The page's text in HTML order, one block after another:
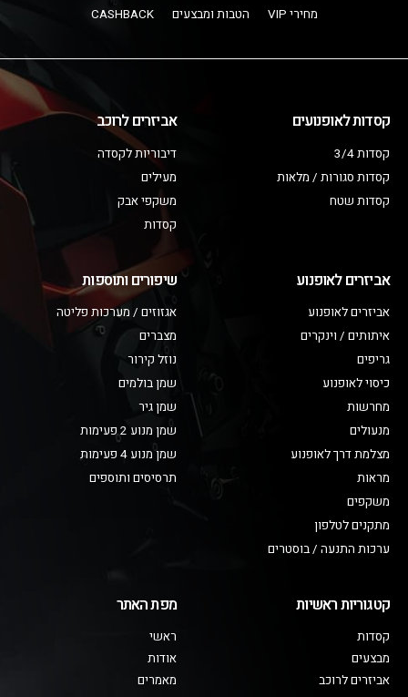
מחירי VIP הטבות ומבצעים CASHBACK
קסדות לאופנועים
קסדות 3/4
קסדות סגורות / מלאות
קסדות שטח
אביזרים לרוכב
דיבוריות לקסדה
מעילים
משקפי אבק
קסדות
אביזרים לאופנוע
אביזרים לאופנוע
איתותים / וינקרים
גריפים
כיסוי לאופנוע
מחרשות
מנעולים
מצלמת דרך לאופנוע
מראות
משקפים
מתקנים לטלפון
ערכות התנעה / בוסטרים
שיפורים ותוספות
אגזוזים / מערכות פליטה
מצברים
נוזל קירור
שמן בולמים
שמן גיר
שמן מנוע 2 פעימות
שמן מנוע 4 פעימות
תרסיסים ותוספים
קטגוריות ראשיות
קסדות
מבצעים
אביזרים לרוכב
מפת האתר
ראשי
אודות
מאמרים